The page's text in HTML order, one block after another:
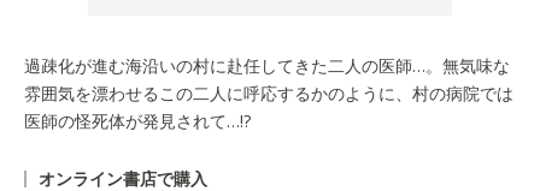
過疎化が進む海沿いの村に赴任してきた二人の医師…。無気味な
雰囲気を漂わせるこの二人に呼応するかのように、村の病院では
医師の怪死体が発見されて…!?
オンライン書店で購入